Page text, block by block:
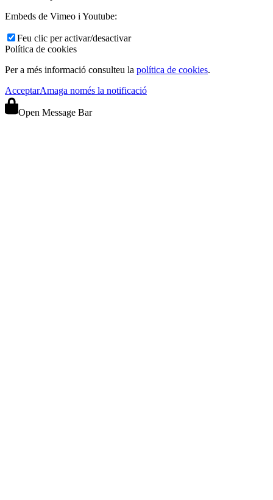
Embeds de Vimeo i Youtube:
Feu clic per activar/desactivar
Política de cookies
Per a més informació consulteu la política de cookies.
AcceptarAmaga només la notificació
Open Message Bar